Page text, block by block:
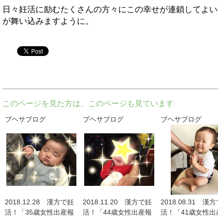
日々妊活に励むたくさんの方々にこの幸せが連鎖してよ
が舞い込みますように。
このページを見た方は、このページも見ています
ブヘサブログ
2018.12.28 漢方で妊
活！「35歳女性出産報
ブヘサブログ
2018.11.20 漢方で妊
活！「44歳女性出産報
ブヘサブログ
2018.08.31 漢方
活！「41歳女性出